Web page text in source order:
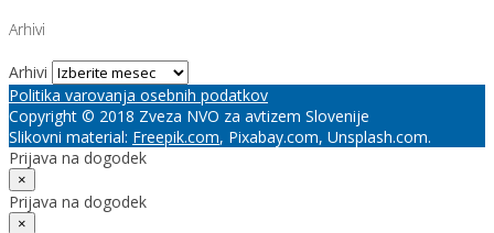
Arhivi
Arhivi
Politika varovanja osebnih podatkov
Copyright © 2018 Zveza NVO za avtizem Slovenije
Slikovni material: Freepik.com, Pixabay.com, Unsplash.com.
Prijava na dogodek
×
Prijava na dogodek
×